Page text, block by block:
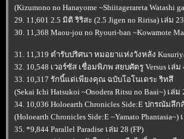
(Kizumono no Hanayome ~Shiitagerareta
29. 11,601 2.5 มิติ ริริสะ (2.5 Jigen no Ririsa) เล่ม
30. 11,368 Maou-jou no Ryouri-ban ~Kowamote
31. 11,319 ตำรับปริศนา หมอยาแห่งวังหลัง
32. 10,548 เวอร์ซัส เชื่อมพิภพ สยบศัตรู Versus เล่ม
33. 10,317 รักนี้แด่เพียงคุณ ฉบับโอโนเดระ ริทสึ
(Sekai Ichi Hatsukoi ~Onodera Ritsu no Baai~) เล่
34. 10,036 Holoearth Chronicles Side:E ปกรณัม
(Holoearth Chronicles Side:E ~Yamato Phantasia~)
35. *9,844 Parallel Paradise เล่ม 28 (FP)